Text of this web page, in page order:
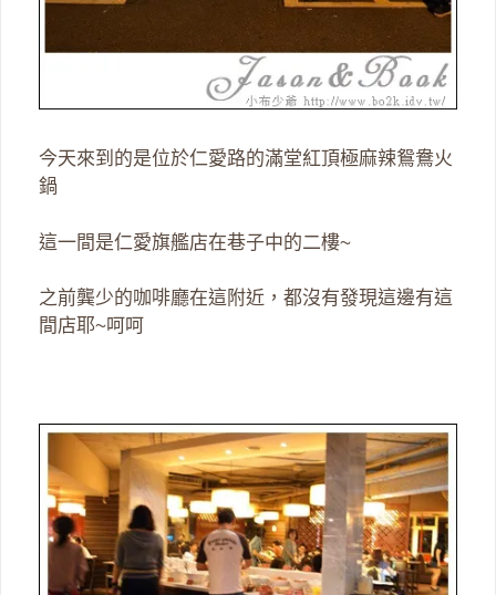
今天來到的是位於仁愛路的滿堂紅頂極麻辣鴛鴦火
鍋
這一間是仁愛旗艦店在巷子中的二樓~
之前龔少的咖啡廳在這附近，都沒有發現這邊有這
間店耶~呵呵